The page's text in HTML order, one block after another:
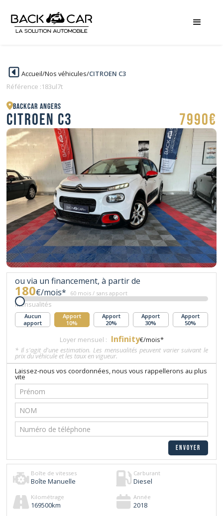
Accueil/Nos véhicules/CITROEN C3
Référence :183ul7t
BACKCAR Angers
CITROEN C3 7990€
ou via un financement, à partir de
180€/mois* 60 mois / sans apport
Mensualités
Aucun
apport
Apport
10%
Apport
20%
Apport
30%
Apport
50%
Loyer mensuel : Infinity€/mois*
* Il s'agit d'une estimation. Les mensualités peuvent varier suivant le
prix du véhicule et les taux en vigueur.
Laissez-nous vos coordonnées, nous vous rappellerons au plus
vite
Boîte de vitesses
Boîte Manuelle
Carburant
Diesel
Kilométrage
169500km
Année
2018